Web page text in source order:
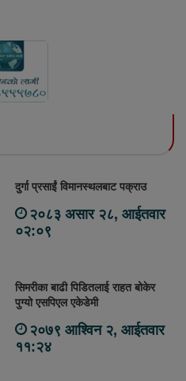
दुर्गा प्रसाईं विमानस्थलबाट पक्राउ
२०८३ असार २८, आईतवार
०२:०९
सिमरीका बाढी पिडितलाई राहत बोकेर
पुग्यो एसपिएल एकेडेमी
२०७९ आश्विन २, आईतवार
११:२४